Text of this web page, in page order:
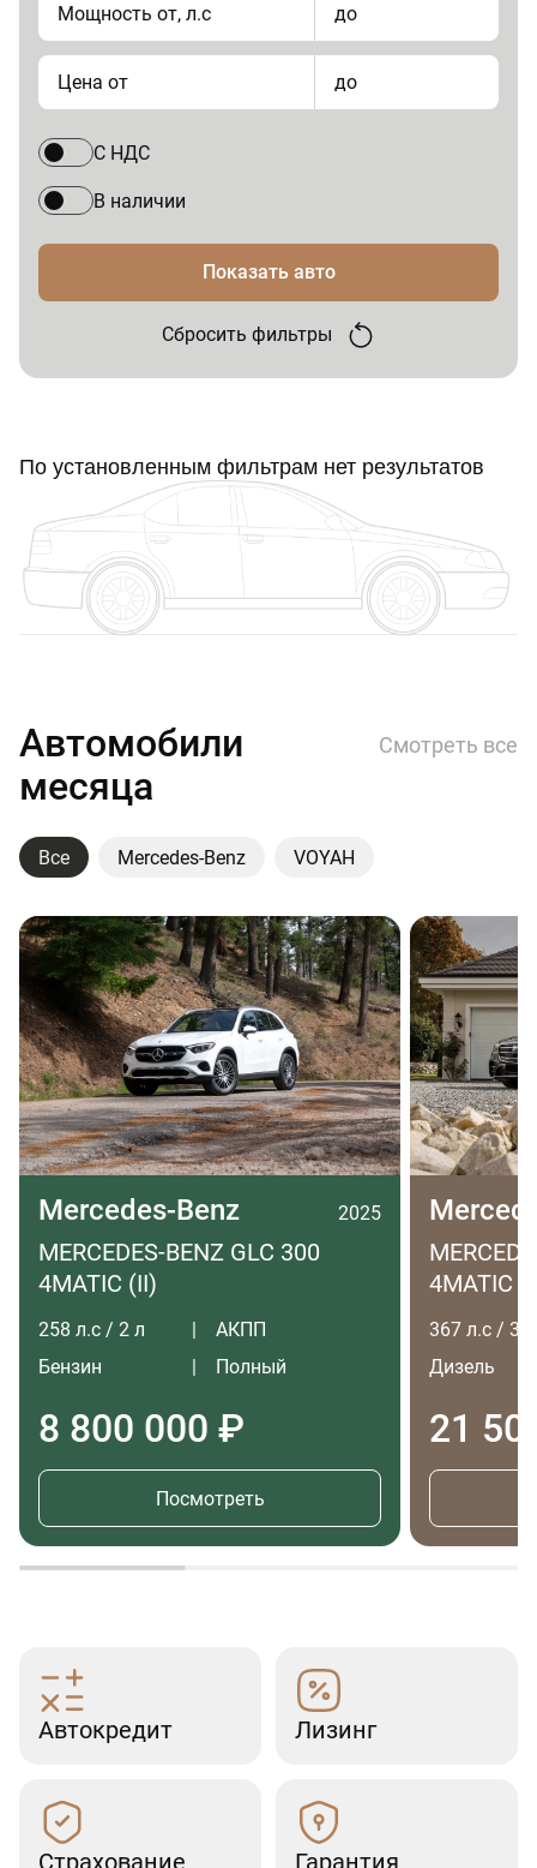
Мощность от, л.с до
Цена от до
С НДС
В наличии
Показать авто
Сбросить фильтры
По установленным фильтрам нет результатов
Автомобили
месяца
Смотреть все
Все Mercedes-Benz VOYAH
Mercedes-Benz 2025
MERCEDES-BENZ GLC 300
4MATIC (II)
258 л.с / 2 л
АКПП
Бензин
Полный
8 800 000 ₽
Посмотреть
4MATIC
367 л.с / 3 л
Дизель
21
Автокредит Лизинг